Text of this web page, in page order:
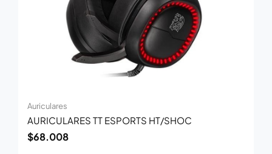
Auriculares
AURICULARES TT ESPORTS HT/SHOC
$68.008